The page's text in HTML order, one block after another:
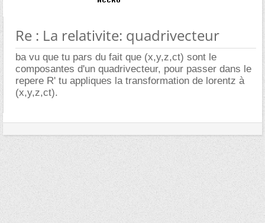
Re : La relativite: quadrivecteur
ba vu que tu pars du fait que (x,y,z,ct) sont le
composantes d'un quadrivecteur, pour passer dans le
repere R' tu appliques la transformation de lorentz à
(x,y,z,ct).